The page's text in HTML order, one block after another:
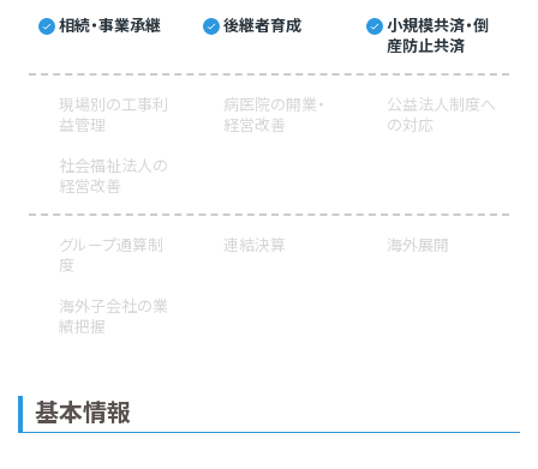
相続・事業承継 後継者育成
小規模共済・倒
産防止共済
現場別の工事利
益管理
病医院の開業・
経営改善
公益法人制度へ
の対応
社会福祉法人の
経営改善
グループ通算制
度
連結決算 海外展開
海外子会社の業
績把握
基本情報